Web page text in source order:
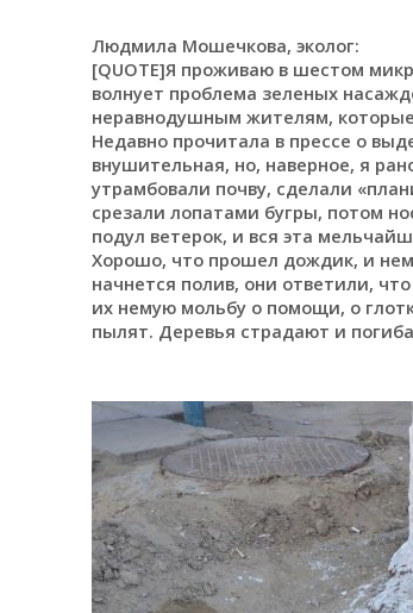
Людмила Мошечкова, эколог:
[QUOTE]Я проживаю в шестом
волнует проблема зеленых
неравнодушным жителям,
Недавно прочитала в прессе о
внушительная, но, наверное, я
утрамбовали почву, сделали
срезали лопатами бугры, потом
подул ветерок, и вся эта
Хорошо, что прошел дождик, и
начнется полив, они ответили,
их немую мольбу о помощи, о
пылят. Деревья страдают и